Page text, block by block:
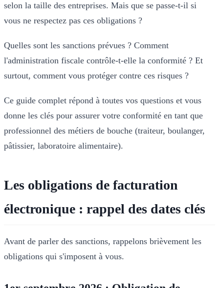
selon la taille des entreprises. Mais que se passe-t-il si
vous ne respectez pas ces obligations ?
Quelles sont les sanctions prévues ? Comment
l'administration fiscale contrôle-t-elle la conformité ? Et
surtout, comment vous protéger contre ces risques ?
Ce guide complet répond à toutes vos questions et vous
donne les clés pour assurer votre conformité en tant que
professionnel des métiers de bouche (traiteur, boulanger,
pâtissier, laboratoire alimentaire).
Les obligations de facturation
électronique : rappel des dates clés
Avant de parler des sanctions, rappelons brièvement les
obligations qui s'imposent à vous.